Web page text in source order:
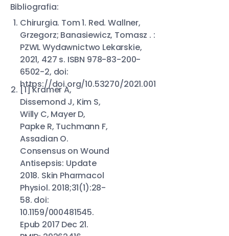
Bibliografia:
Chirurgia. Tom 1. Red. Wallner,
Grzegorz; Banasiewicz, Tomasz . :
PZWL Wydawnictwo Lekarskie,
2021, 427 s. ISBN 978-83-200-
6502-2, doi:
https://doi.org/10.53270/2021.001
[1] Kramer A,
Dissemond J, Kim S,
Willy C, Mayer D,
Papke R, Tuchmann F,
Assadian O.
Consensus on Wound
Antisepsis: Update
2018. Skin Pharmacol
Physiol. 2018;31(1):28-
58. doi:
10.1159/000481545.
Epub 2017 Dec 21.